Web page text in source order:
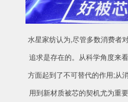
水星家纺认为,尽管多数消费者
追求是存在的。从科学角度来
方面起到了不可替代的作用;从
用到新材质被芯的契机尤为重